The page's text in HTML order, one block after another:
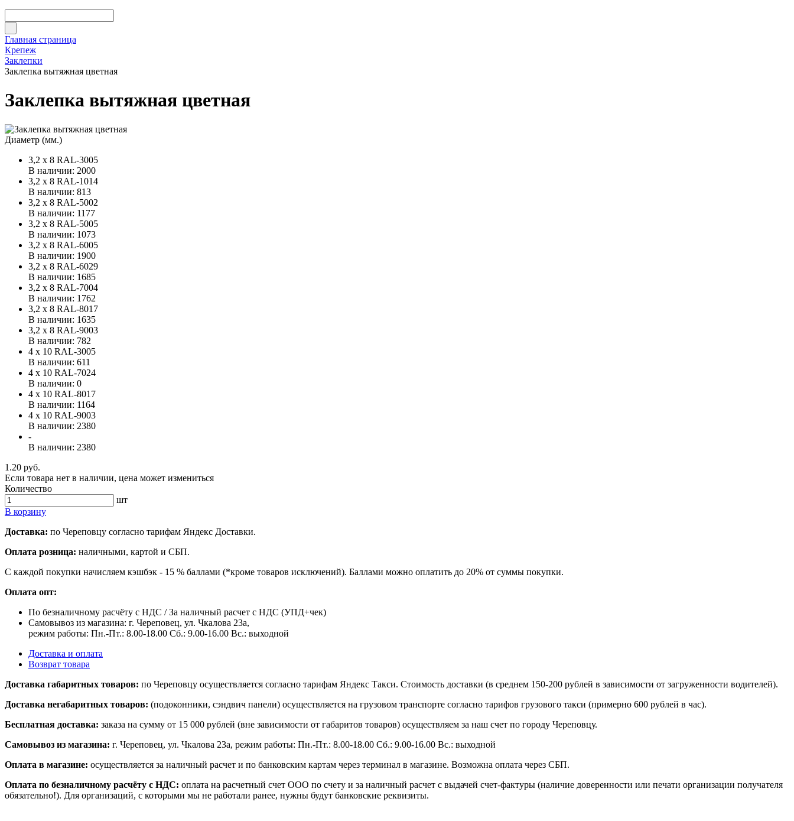
Главная страница
Крепеж
Заклепки
Заклепка вытяжная цветная
Заклепка вытяжная цветная
Диаметр (мм.)
3,2 x 8 RAL-3005
В наличии: 2000
3,2 х 8 RAL-1014
В наличии: 813
3,2 х 8 RAL-5002
В наличии: 1177
3,2 х 8 RAL-5005
В наличии: 1073
3,2 х 8 RAL-6005
В наличии: 1900
3,2 х 8 RAL-6029
В наличии: 1685
3,2 х 8 RAL-7004
В наличии: 1762
3,2 х 8 RAL-8017
В наличии: 1635
3,2 х 8 RAL-9003
В наличии: 782
4 х 10 RAL-3005
В наличии: 611
4 х 10 RAL-7024
В наличии: 0
4 х 10 RAL-8017
В наличии: 1164
4 х 10 RAL-9003
В наличии: 2380
-
В наличии: 2380
1.20 руб.
Если товара нет в наличии, цена может измениться
Количество
шт
В корзину
Доставка: по Череповцу согласно тарифам Яндекс Доставки.
Оплата розница: наличными, картой и СБП.
С каждой покупки начисляем кэшбэк - 15 % баллами (*кроме товаров исключений). Баллами можно оплатить до 20% от суммы покупки.
Оплата опт:
По безналичному расчёту с НДС / За наличный расчет с НДС (УПД+чек)
Самовывоз из магазина: г. Череповец, ул. Чкалова 23а,
режим работы: Пн.-Пт.: 8.00-18.00 Сб.: 9.00-16.00 Вс.: выходной
Доставка и оплата
Возврат товара
Доставка габаритных товаров: по Череповцу осуществляется согласно тарифам Яндекс Такси. Стоимость доставки (в среднем 150-200 рублей в зависимости от загруженности водителей).
Доставка негабаритных товаров: (подоконники, сэндвич панели) осуществляется на грузовом транспорте согласно тарифов грузового такси (примерно 600 рублей в час).
Бесплатная доставка: заказа на сумму от 15 000 рублей (вне зависимости от габаритов товаров) осуществляем за наш счет по городу Череповцу.
Самовывоз из магазина: г. Череповец, ул. Чкалова 23а, режим работы: Пн.-Пт.: 8.00-18.00 Сб.: 9.00-16.00 Вс.: выходной
Оплата в магазине: осуществляется за наличный расчет и по банковским картам через терминал в магазине. Возможна оплата через СБП.
Оплата по безналичному расчёту с НДС: оплата на расчетный счет ООО по счету и за наличный расчет с выдачей счет-фактуры (наличие доверенности или печати организации получателя
обязательно!). Для организаций, с которыми мы не работали ранее, нужны будут банковские реквизиты.